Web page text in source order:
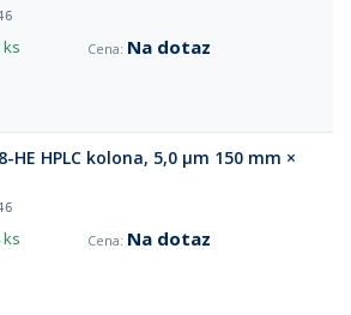
ks
Na dotaz
HE HPLC kolona, 5,0 µm 150 mm ×
ks
Na dotaz